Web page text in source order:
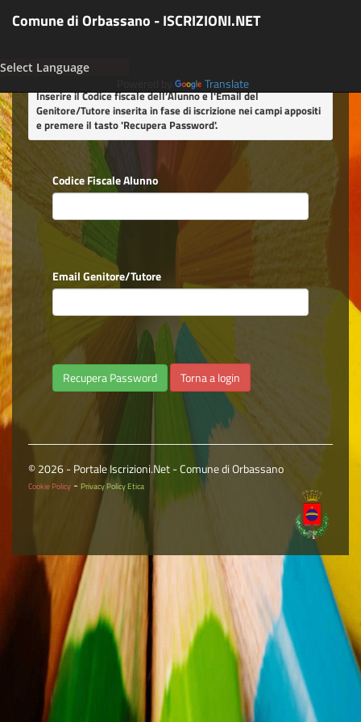
Comune di Orbassano - ISCRIZIONI.NET
Translate
Inserire il Codice fiscale dell’Alunno e l'Email del
Genitore/Tutore inserita in fase di iscrizione nei campi appositi
e premere il tasto'Recupera Password'.
Codice Fiscale Alunno
Email Genitore/Tutore
Torna a login
© 2026 - Portale Iscrizioni.Net - Comune di Orbassano
Cookie Policy - Privacy Policy Etica